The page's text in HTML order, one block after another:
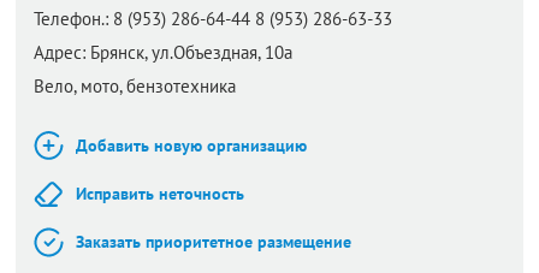
Телефон.: 8 (953) 286-64-44 8 (953) 286-63-33
Адрес: Брянск,ул.Объездная, 10а
Вело, мото, бензотехника
Добавить новую организацию
Исправить неточность
Заказать приоритетное размещение